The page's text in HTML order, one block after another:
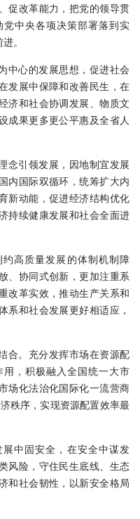
促改革能力，把党的领导贯
中央各项决策部署落到实
。
心的发展思想，促进社会
发展中保障和改善民生，在
济和社会协调发展、物质文
成果更多更公平惠及全省人
引领发展，因地制宜发展
内国际双循环，统筹扩大内
新动能，促进经济结构优化
持续健康发展和社会全面进
高质量发展的体制机制障
、协同式创新，更加注重系
改革实效，推动生产关系和
系和社会发展更好相适应，
。充分发挥市场在资源配
，积极融入全国统一大市
场化法治化国际化一流营商
秩序，实现资源配置效率最
中固安全，在安全中谋发
风险，守住民生底线、生态
和社会韧性，以新安全格局